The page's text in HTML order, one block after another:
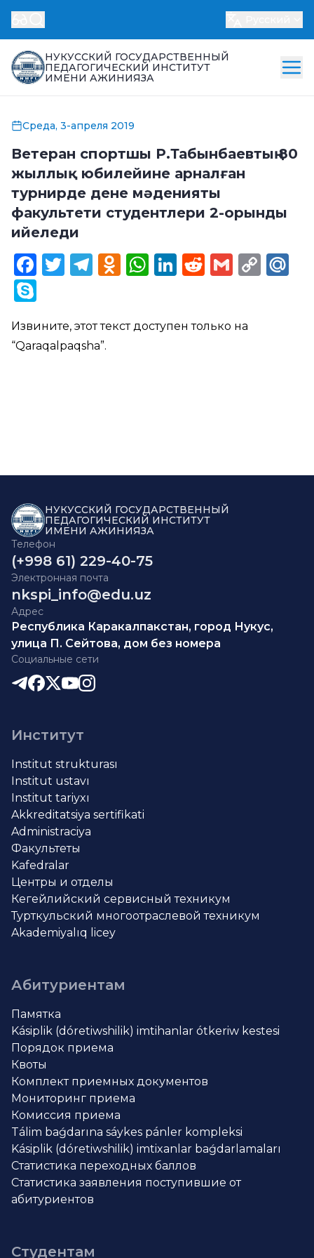
НУКУССКИЙ ГОСУДАРСТВЕННЫЙ
ПЕДАГОГИЧЕСКИЙ ИНСТИТУТ
ИМЕНИ АЖИНИЯЗА
Среда, 3-апреля 2019
Ветеран спортшы Р.Табынбаевтың 80
жыллық юбилейине арналған
турнирде дене мәденияты
факультети студентлери 2-орынды
ийеледи
Facebook
Twitter
Telegram
Odnoklassniki
WhatsApp
LinkedIn
Reddit
Gmail
Извините, этот текст доступен только на
“Qaraqalpaqsha”.
НУКУССКИЙ ГОСУДАРСТВЕННЫЙ
ПЕДАГОГИЧЕСКИЙ ИНСТИТУТ
ИМЕНИ АЖИНИЯЗА
Телефон
(+998 61) 229-40-75
Электронная почта
nkspi_info@edu.uz
Адрес
Республика Каракалпакстан, город Нукус,
улица П. Сейтова, дом без номера
Социальные сети
Институт
Institut strukturası
Institut ustavı
Institut tariyxı
Akkreditatsiya sertifikati
Administraciya
Факультеты
Kafedralar
Центры и отделы
Кегейлийский сервисный техникум
Турткульский многоотраслевой техникум
Akademiyalıq licey
Абитуриентам
Памятка
Kásiplik (dóretiwshilik) imtihanlar ótkeriw kestesi
Порядок приема
Квоты
Комплект приемных документов
Мониторинг приема
Комиссия приема
Tálim baǵdarına sáykes pánler kompleksi
Kásiplik (dóretiwshilik) imtixanlar baǵdarlamaları
Статистика переходных баллов
Статистика заявления поступившие от
абитуриентов
Студентам